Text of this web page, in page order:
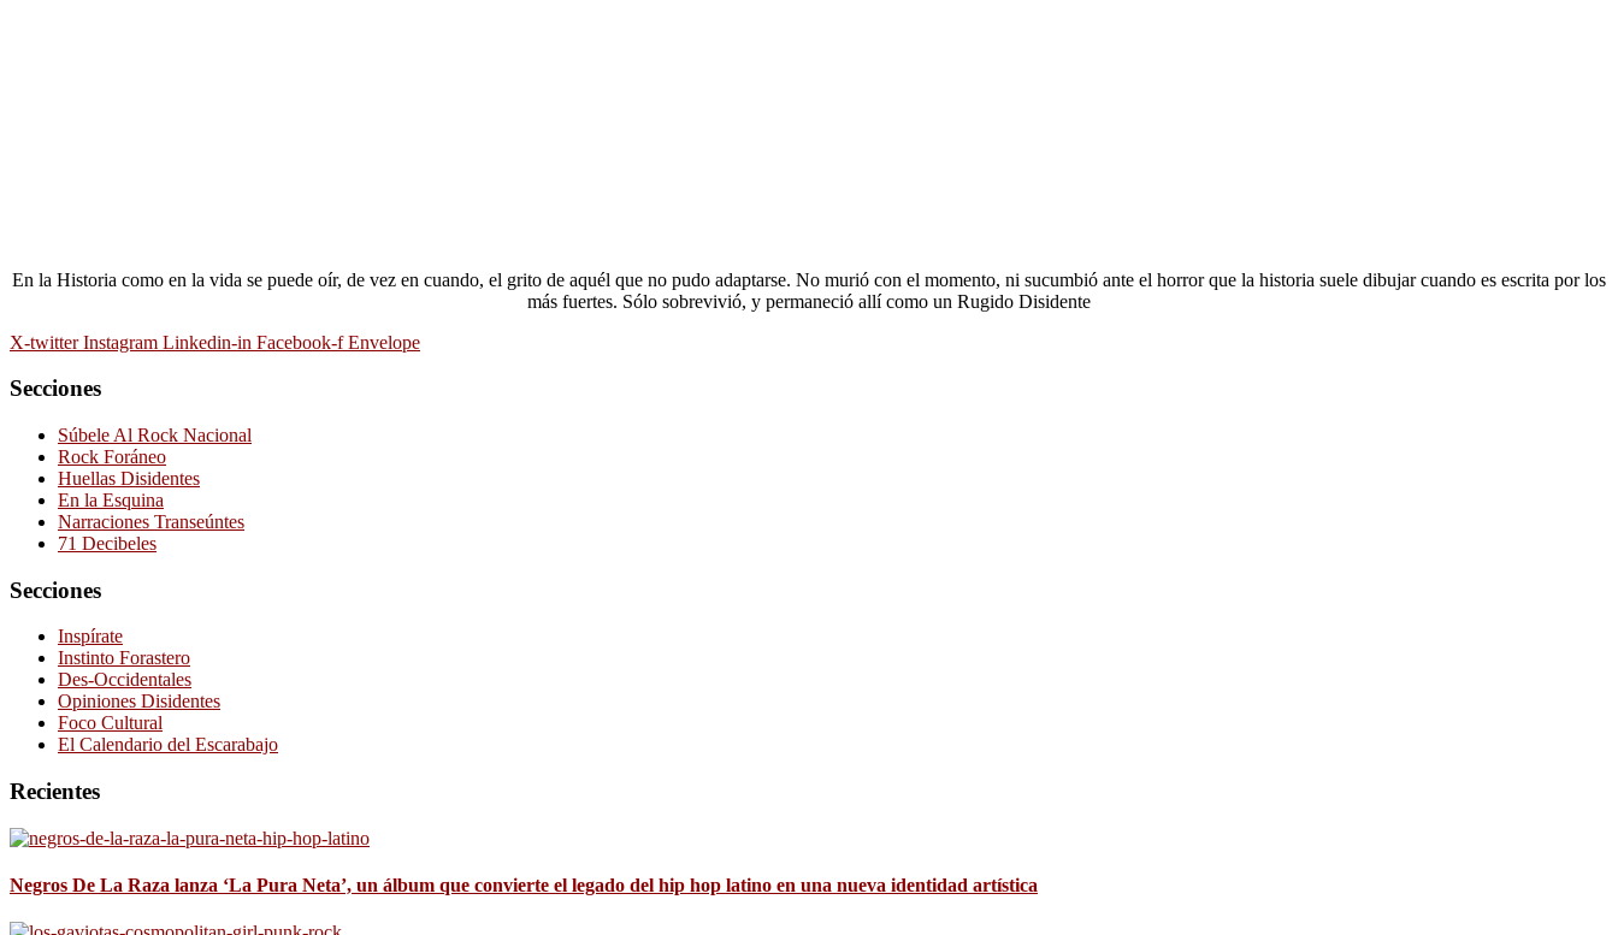
En la Historia como en la vida se puede oír, de vez en cuando, el grito de aquél que no pudo adaptarse. No murió con el momento, ni sucumbió ante el horror que la historia suele dibujar cuando es escrita por los
más fuertes. Sólo sobrevivió, y permaneció allí como un Rugido Disidente
X-twitter Instagram Linkedin-in Facebook-f Envelope
Secciones
Súbele Al Rock Nacional
Rock Foráneo
Huellas Disidentes
En la Esquina
Narraciones Transeúntes
71 Decibeles
Secciones
Inspírate
Instinto Forastero
Des-Occidentales
Opiniones Disidentes
Foco Cultural
El Calendario del Escarabajo
Recientes
Negros De La Raza lanza ‘La Pura Neta’, un álbum que convierte el legado del hip hop latino en una nueva identidad artística